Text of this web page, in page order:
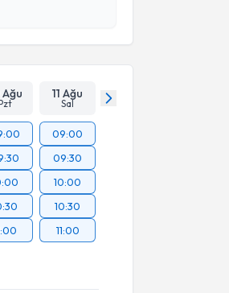
Ağu 11 Ağu
Sal
09:00
09:30
10:00
10:30
11:00